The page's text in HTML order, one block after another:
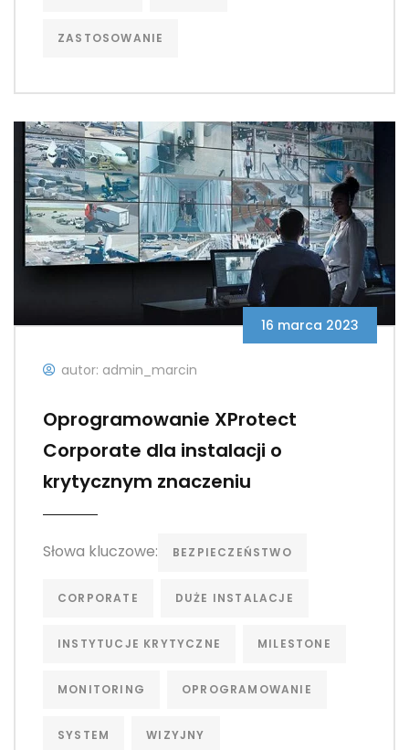
ZASTOSOWANIE
16 marca 2023
autor: admin_marcin
Oprogramowanie XProtect
Corporate dla instalacji o
krytycznym znaczeniu
Słowa kluczowe: BEZPIECZEŃSTWO
CORPORATE DUŻE INSTALACJE
INSTYTUCJE KRYTYCZNE MILESTONE
MONITORING OPROGRAMOWANIE
SYSTEM WIZYJNY